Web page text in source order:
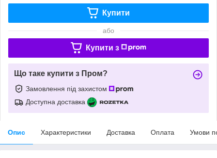
Купити
або
Купити з
Що таке купити з Пром?
Замовлення під захистом
Доступна доставка
Опис Характеристики Доставка Оплата Умови